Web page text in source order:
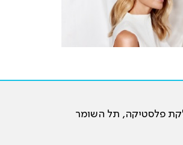
פלסטיקה, תל השומר